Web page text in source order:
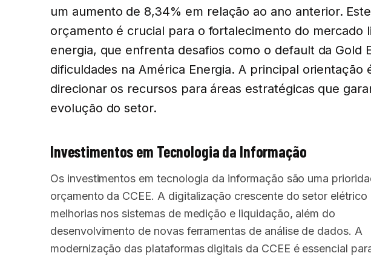
um aumento de 8,34% em relação ao ano anterior. Este
orçamento é crucial para o fortalecimento do mercado
energia, que enfrenta desafios como o default da Gold
dificuldades na América Energia. A principal orientação
direcionar os recursos para áreas estratégicas que
evolução do setor.
Investimentos em Tecnologia da Informação
Os investimentos em tecnologia da informação são uma
orçamento da CCEE. A digitalização crescente do setor elétrico
melhorias nos sistemas de medição e liquidação, além do
desenvolvimento de novas ferramentas de análise de dados. A
modernização das plataformas digitais da CCEE é essencial